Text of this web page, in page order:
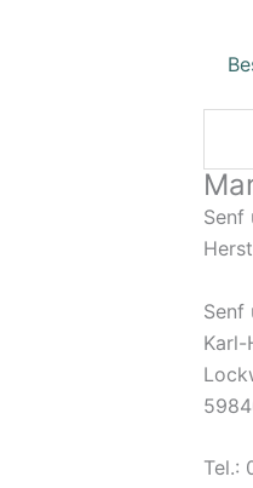
Senf
Senf
Karl-
Tel.: